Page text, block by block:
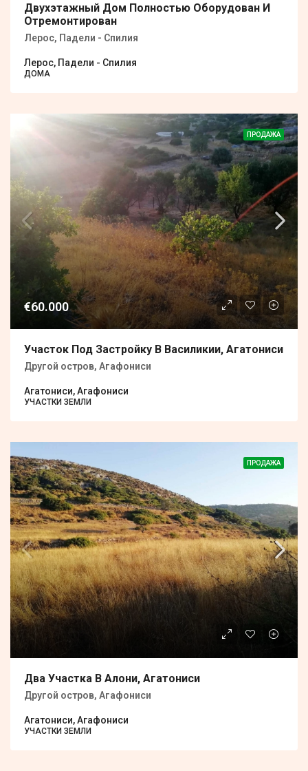
Двухэтажный Дом Полностью Оборудован И
Отремонтирован
Лерос, Падели - Спилия
Лерос, Падели - Спилия
ДОМА
ПРОДАЖА
€60.000
Участок Под Застройку В Василикии, Агатониси
Другой остров, Агафониси
Агатониси, Агафониси
УЧАСТКИ ЗЕМЛИ
ПРОДАЖА
Два Участка В Алони, Агатониси
Другой остров, Агафониси
Агатониси, Агафониси
УЧАСТКИ ЗЕМЛИ